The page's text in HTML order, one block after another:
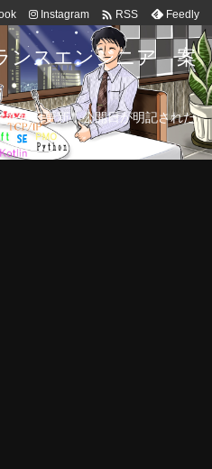
Instagram  RSS Feedly
ンスエンジニア 案
毎日更新！公開日が明記された